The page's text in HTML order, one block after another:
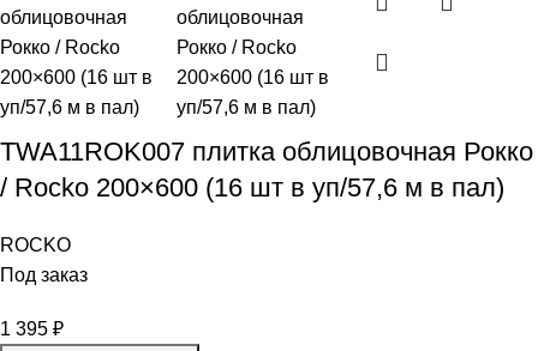
TWA11ROK007 плитка облицовочная Рокко
/ Rocko 200×600 (16 шт в уп/57,6 м в пал)
ROCKO
Под заказ
1 395 ₽